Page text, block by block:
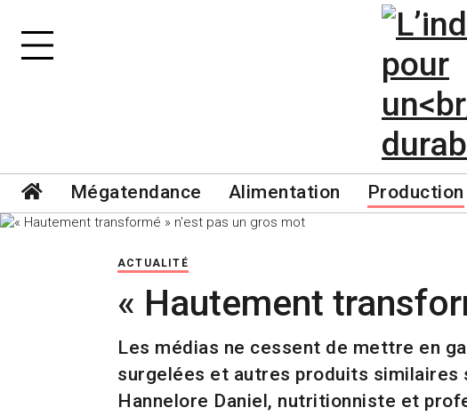
Mégatendance Alimentation Production
ACTUALITÉ
« Hautement
Les médias ne cessent de mettre en
surgelées et autres produits similaires
Hannelore Daniel, nutritionniste et